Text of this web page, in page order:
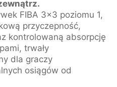
FIBA 3×3 poziomu 1,
przyczepność,
kontrolowaną absorpcję
trwały
dla graczy
osiągów od